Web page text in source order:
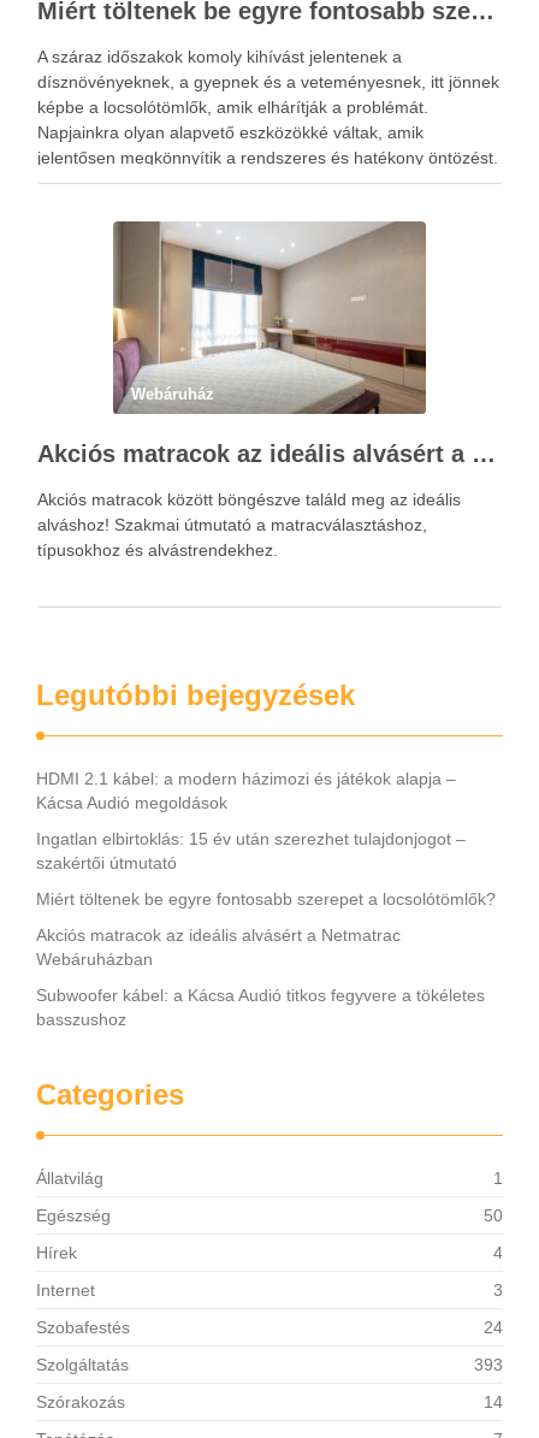
Miért töltenek be egyre fontosabb szerepet a locsolótömlők?
A száraz időszakok komoly kihívást jelentenek a
dísznövényeknek, a gyepnek és a veteményesnek, itt jönnek
képbe a locsolótömlők, amik elhárítják a problémát.
Napjainkra olyan alapvető eszközökké váltak, amik
jelentősen megkönnyítik a rendszeres és hatékony öntözést.
A megfelelő vízellátás nemcsak a növények fejlődésére van
Webáruház
Akciós matracok az ideális alvásért a Netmatrac Webáruházban
Akciós matracok között böngészve találd meg az ideális
alváshoz! Szakmai útmutató a matracválasztáshoz,
típusokhoz és alvástrendekhez.
Legutóbbi bejegyzések
HDMI 2.1 kábel: a modern házimozi és játékok alapja –
Kácsa Audió megoldások
Ingatlan elbirtoklás: 15 év után szerezhet tulajdonjogot –
szakértői útmutató
Miért töltenek be egyre fontosabb szerepet a locsolótömlők?
Akciós matracok az ideális alvásért a Netmatrac
Webáruházban
Subwoofer kábel: a Kácsa Audió titkos fegyvere a tökéletes
basszushoz
Categories
Állatvilág
1
Egészség
50
Hírek
4
Internet
3
Szobafestés
24
Szolgáltatás
393
Szórakozás
14